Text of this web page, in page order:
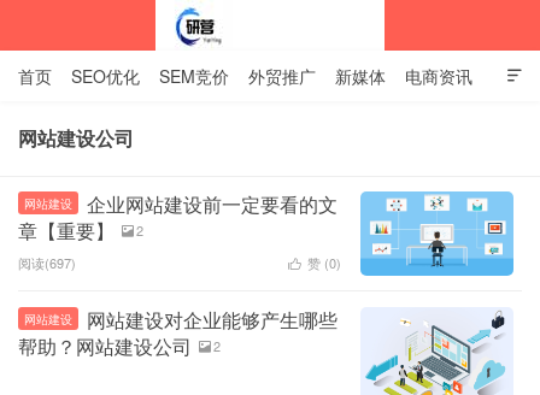
中标企业资讯站

首页 SEO优化 SEM竞价 外贸推广 新媒体 电商资讯
网站建设 关于我们
网站建设公司
网站建设
企业网站建设前一定要看的文
章【重要】
2
阅读(697)
 赞 (0)
网站建设
网站建设对企业能够产生哪些
帮助？网站建设公司
2